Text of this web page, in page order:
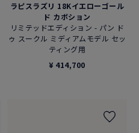
ラピスラズリ 18Kイエローゴール
ド カボション
リミテッドエディション - パン ド
ゥ スークル ミディアムモデル セッ
ティング用
¥ 414,700